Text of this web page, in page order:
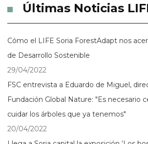
Últimas Noticias
Cómo el LIFE Soria ForestAdapt nos
de Desarrollo Sostenible
29/04/2022
FSC entrevista a Eduardo de Miguel,
Fundación Global Nature: "Es necesario
cuidar los árboles que ya tenemos"
20/04/2022